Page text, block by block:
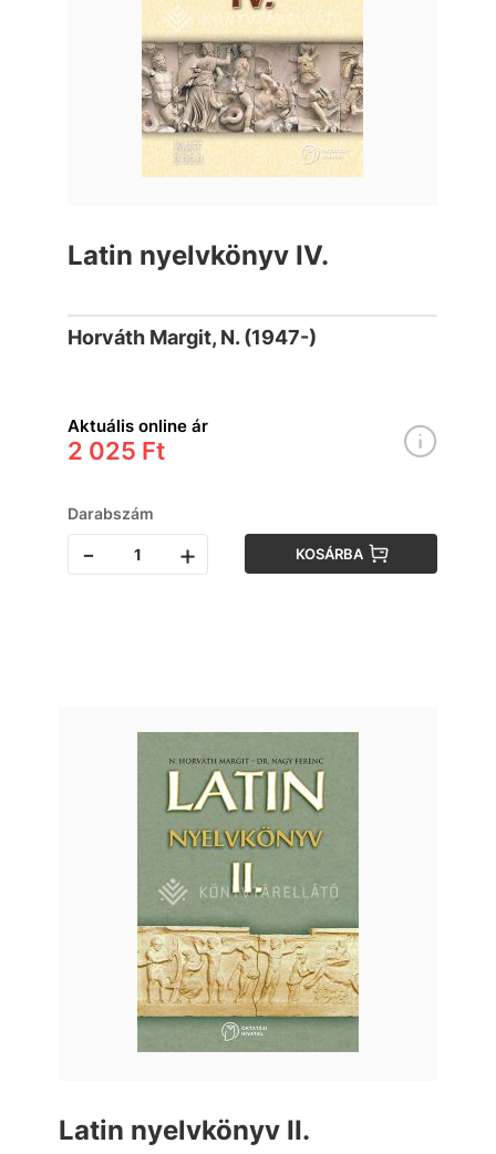
Latin nyelvkönyv IV.
Horváth Margit, N. (1947-)
Aktuális online ár
2 025 Ft
Darabszám
- + KOSÁRBA
Latin nyelvkönyv II.